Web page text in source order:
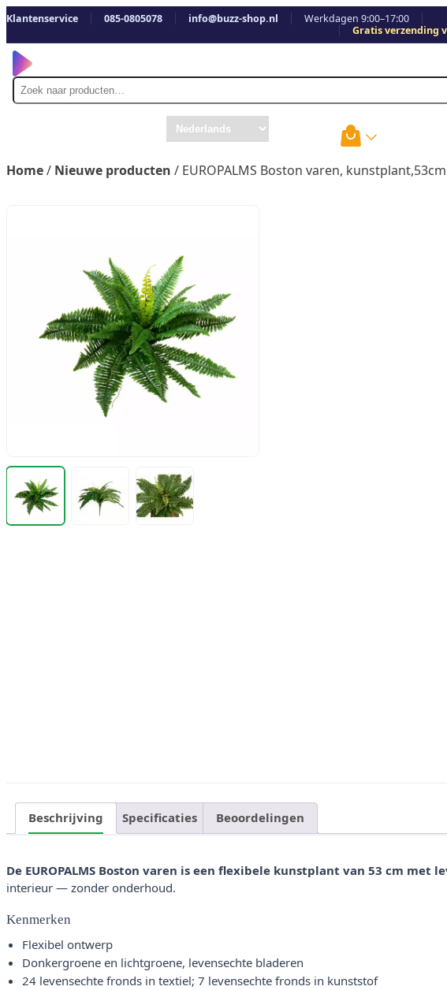
Klantenservice 085-0805078 info@buzz-shop.nl
Werkdagen 9:00–17:00
Gratis verzending
Zoek
naar
Home/ Nieuwe producten / EUROPALMS Boston varen, kunstplant,53cm
Beschrijving Specificaties Beoordelingen
De EUROPALMS Boston varen is een flexibele kunstplant van 53 cm
interieur — zonder onderhoud.
Kenmerken
Flexibel ontwerp
Donkergroene en lichtgroene, levensechte bladeren
24 levensechte fronds in textiel; 7 levensechte fronds in kunststof